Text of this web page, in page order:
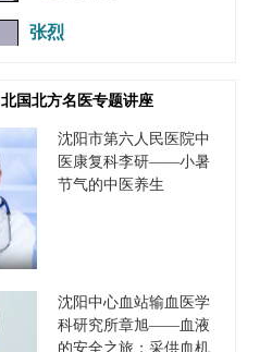
职务：胃肠肿瘤外科主任
工作单位：沈阳市第五人民
医院【详情】
李保军
职务：书记
职称：主任医师
工作单位：沈阳市第七人民
医院
高德江
北国北方名医专题讲座
沈阳市第六人民医院中
医康复科李研——小暑
节气的中医养生
沈阳中心血站输血医学
科研究所章旭——血液
的安全之旅：采供血机